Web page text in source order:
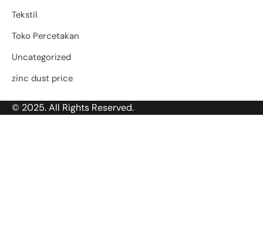
Tekstil
Toko Percetakan
Uncategorized
zinc dust price
© 2025. All Rights Reserved.